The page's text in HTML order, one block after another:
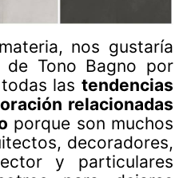
nos gustaría
de Tono Bagno por
las tendencias
relacionadas
porque son muchos
decoradores,
y particulares